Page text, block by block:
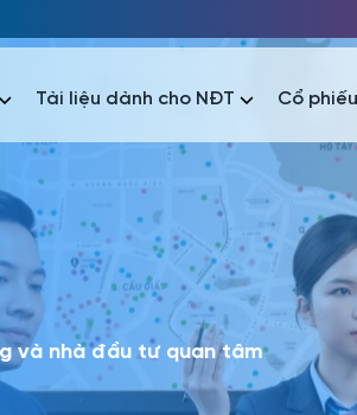
Thông tin giao dịch Công bố
Tài liệu dành cho NĐT Cổ
Thông tin giao dịch Công bố
và nhà đầu tư quan tâm